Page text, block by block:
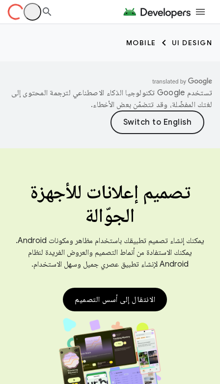
UI DESIGN
MOBILE
تستخدم Google تكنولوجيا الذكاء الاصطناعي لترجمة المحتوى إلى
لغتك المفضّلة، وقد تتضمّن بعض الأخطاء.
تصميم إعلانات للأجهزة
الجوّالة
يمكنك إنشاء تصميم تطبيقك باستخدام مظاهر ومكونات Android.
يمكنك الاستفادة من أنماط التصميم والعروض الفريدة لنظام
Android لإنشاء تطبيق عصري جميل وسهل الاستخدام.
الانتقال إلى أسس التصميم